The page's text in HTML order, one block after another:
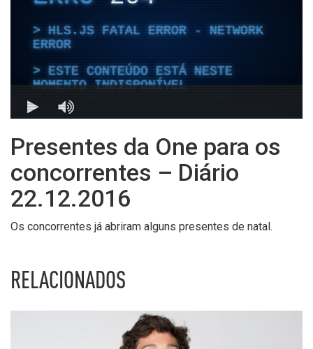
Presentes da One para os
concorrentes – Diário
22.12.2016
Os concorrentes já abriram alguns presentes de natal.
RELACIONADOS